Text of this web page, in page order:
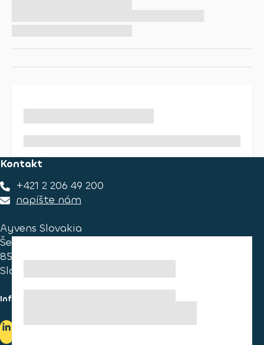
Kontakt
+421 2 206 49 200
napíšte nám
Ayvens Slovakia
Ševčenkova 34
851 01 Bratislava
Slovakia
Informace pro spotřebitele